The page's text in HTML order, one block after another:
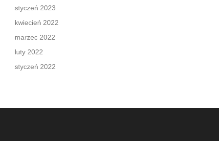
styczeń 2023
kwiecień 2022
marzec 2022
luty 2022
styczeń 2022